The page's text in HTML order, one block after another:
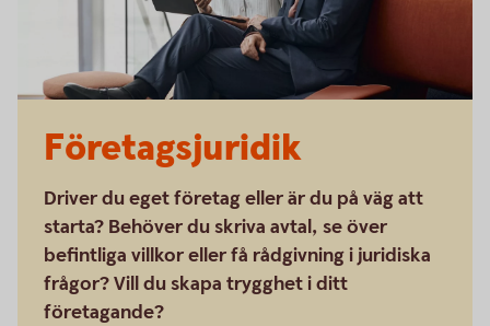
Företagsjuridik
Driver du eget företag eller är du på väg att
starta? Behöver du skriva avtal, se över
befintliga villkor eller få rådgivning i juridiska
frågor? Vill du skapa trygghet i ditt
företagande?